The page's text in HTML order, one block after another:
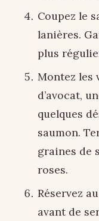
Coupez le
lanières.
plus
Montez les
d’avocat,
quelques
saumon.
graines de
roses.
Réservez
avant de